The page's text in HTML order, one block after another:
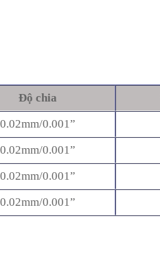
Độ chia
0.02mm/0.001”
0.02mm/0.001”
0.02mm/0.001”
0.02mm/0.001”